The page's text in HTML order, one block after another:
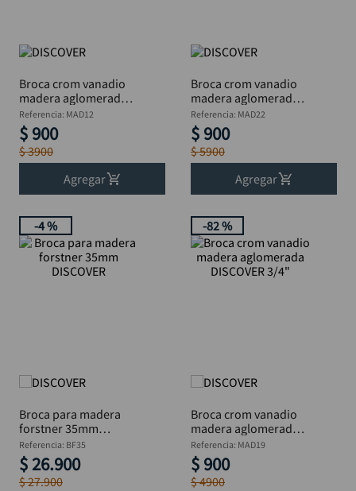
Broca crom vanadio
madera aglomerada
DISCOVER 1/2"
Referencia: MAD12
$ 900
$3900
Agregar
Broca crom vanadio
madera aglomerada
DISCOVER 7/8"
Referencia: MAD22
$ 900
$5900
Agregar
-4 %
Broca para madera
forstner 35mm
DISCOVER
Referencia: BF35
$ 26.900
$27.900
-82 %
Broca crom vanadio
madera aglomerada
DISCOVER 3/4"
Referencia: MAD19
$ 900
$4900